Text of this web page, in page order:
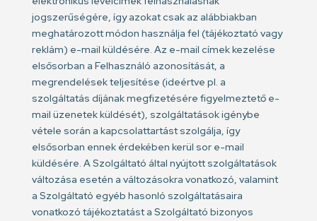
jogszerűségére, így azokat csak az alábbiakban
meghatározott módon használja fel (tájékoztató vagy
reklám) e-mail küldésére. Az e-mail címek kezelése
elsősorban a Felhasználó azonosítását, a
megrendelések teljesítése (ideértve pl. a
szolgáltatás díjának megfizetésére figyelmeztető e-
mail üzenetek küldését), szolgáltatások igénybe
vétele során a kapcsolattartást szolgálja, így
elsősorban ennek érdekében kerül sor e-mail
küldésére. A Szolgáltató által nyújtott szolgáltatások
változása esetén a változásokra vonatkozó, valamint
a Szolgáltató egyéb hasonló szolgáltatásaira
vonatkozó tájékoztatást a Szolgáltató bizonyos